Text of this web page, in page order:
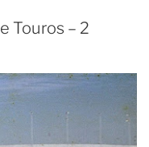
Touros – 2